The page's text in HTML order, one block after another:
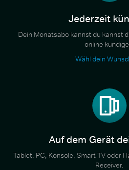
Jederzeit
Dein Monatsabo kannst du kannst
online
Wähl dein
Auf dem Gerät
Tablet, PC, Konsole, Smart TV oder
Receiver.